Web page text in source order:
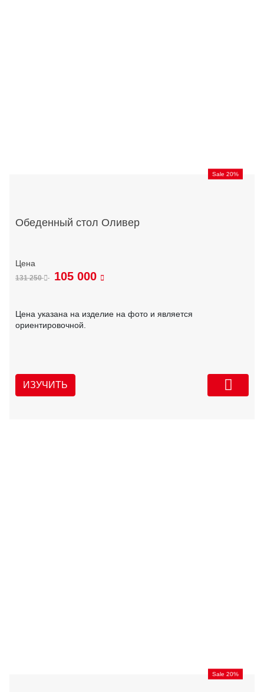
Sale 20%
Обеденный стол Оливер
131 250 105 000
Цена указана на изделие на фото и является
ориентировочной.
ИЗУЧИТЬ
Sale 20%